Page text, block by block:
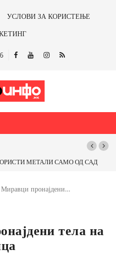
УСЛОВИ ЗА КОРИСТЕЊЕ
МЕТАЛИ САМО ОД САД
Миравци пронајдени…
тела на